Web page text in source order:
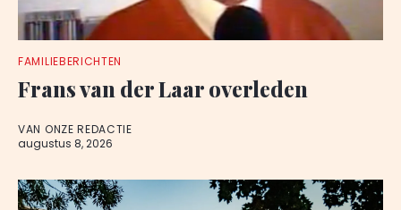
FAMILIEBERICHTEN
Frans van der Laar overleden
VAN ONZE REDACTIE
augustus 8, 2026